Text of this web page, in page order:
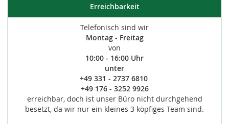
Erreichbarkeit
Telefonisch sind wir
Montag - Freitag
von
10:00 - 16:00 Uhr
unter
+49 331 - 2737 6810
+49 176 - 3252 9926
erreichbar, doch ist unser Büro nicht durchgehend
besetzt, da wir nur ein kleines 3 köpfiges Team sind.